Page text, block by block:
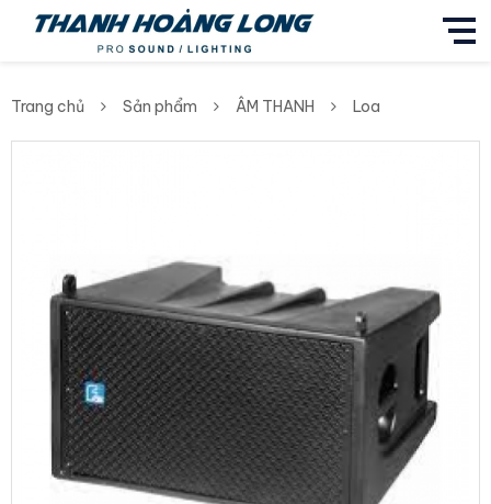
Trang chủ Sản phẩm ÂM THANH Loa